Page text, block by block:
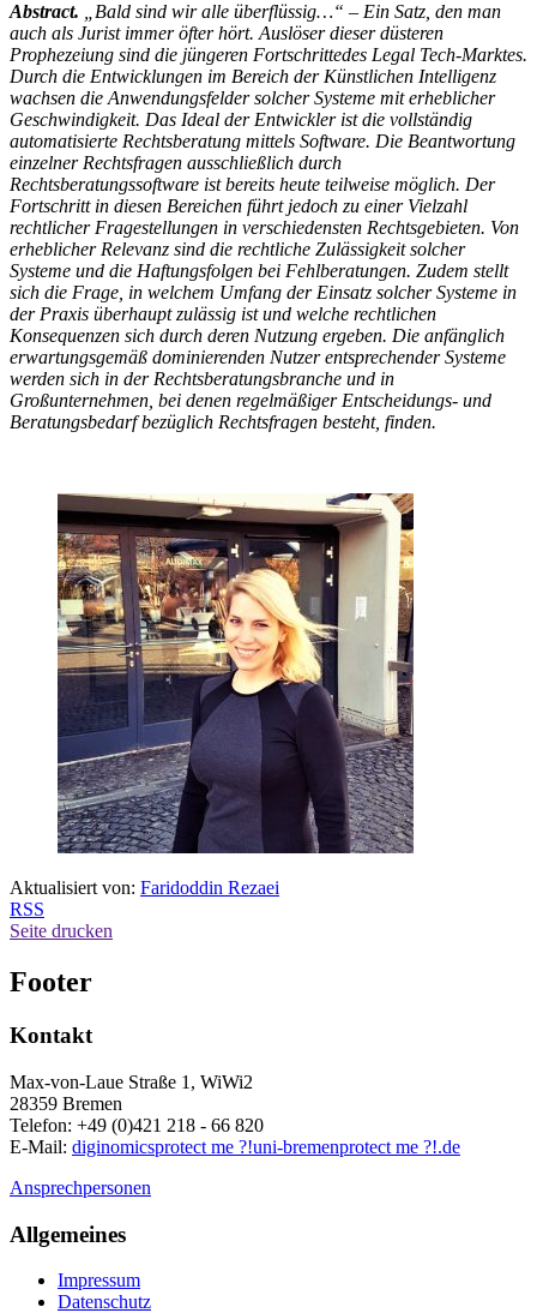
Abstract.
„Bald sind wir alle überflüssig…“ – Ein Satz, den man
auch als Jurist immer öfter hört. Auslöser dieser düsteren
Prophezeiung sind die jüngeren Fortschrittedes Legal Tech-Marktes.
Durch die Entwicklungen im Bereich der Künstlichen Intelligenz
wachsen die Anwendungsfelder solcher Systeme mit erheblicher
Geschwindigkeit. Das Ideal der Entwickler ist die vollständig
automatisierte Rechtsberatung mittels Software. Die Beantwortung
einzelner Rechtsfragen ausschließlich durch
Rechtsberatungssoftware ist bereits heute teilweise möglich. Der
Fortschritt in diesen Bereichen führt jedoch zu einer Vielzahl
rechtlicher Fragestellungen in verschiedensten Rechtsgebieten. Von
erheblicher Relevanz sind die rechtliche Zulässigkeit solcher
Systeme und die Haftungsfolgen bei Fehlberatungen. Zudem stellt
sich die Frage, in welchem Umfang der Einsatz solcher Systeme in
der Praxis überhaupt zulässig ist und welche rechtlichen
Konsequenzen sich durch deren Nutzung ergeben. Die anfänglich
erwartungsgemäß dominierenden Nutzer entsprechender Systeme
werden sich in der Rechtsberatungsbranche und in
Großunternehmen, bei denen regelmäßiger Entscheidungs- und
Beratungsbedarf bezüglich Rechtsfragen besteht, finden.
Aktualisiert von: Faridoddin Rezaei
RSS
Seite drucken
Footer
Kontakt
Max-von-Laue Straße 1, WiWi2
28359 Bremen
Telefon: +49 (0)421 218 - 66 820
E-Mail: diginomicsprotect me ?!uni-bremenprotect me ?!.de
Ansprechpersonen
Allgemeines
Impressum
Datenschutz